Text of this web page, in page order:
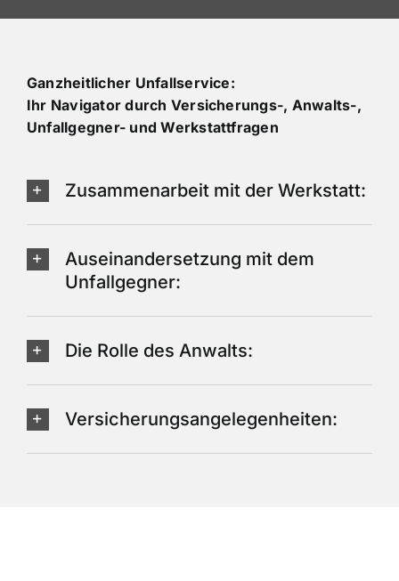
Ganzheitlicher Unfallservice:
Ihr Navigator durch Versicherungs-, Anwalts-,
Unfallgegner- und Werkstattfragen
Zusammenarbeit mit der Werkstatt:
Auseinandersetzung mit dem
Unfallgegner:
Die Rolle des Anwalts:
Versicherungsangelegenheiten: